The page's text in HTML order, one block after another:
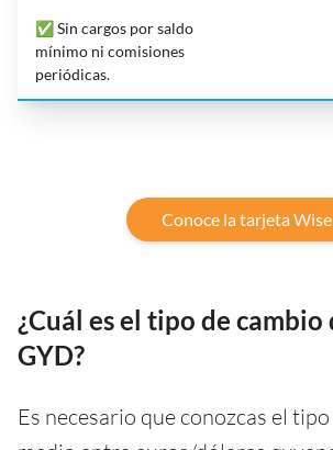
✅ Sin cargos por saldo
mínimo ni comisiones
periódicas.
Conoce la tarjeta Wise
¿Cuál es el tipo de cambio
GYD?
Es necesario que conozcas el